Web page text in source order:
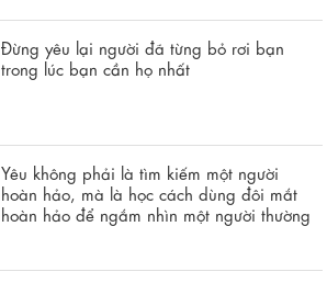
Đừng yêu lại người đã từng bỏ rơi bạn
trong lúc bạn cần họ nhất
Yêu không phải là tìm kiếm một người
hoàn hảo, mà là học cách dùng đôi mắt
hoàn hảo để ngắm nhìn một người thường